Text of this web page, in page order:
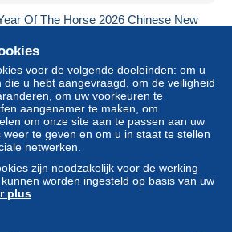
Of The Horse 2026 Chinese New
± US$ 28,89
Particulier
voor de volgende doeleinden: om u
u hebt aangevraagd, om de veiligheid
om uw voorkeuren te
aangenamer te maken, om
om onze site aan te passen aan uw
te geven en om u in staat te stellen
netwerken.
zijn noodzakelijk voor de werking
worden ingesteld op basis van uw
plus